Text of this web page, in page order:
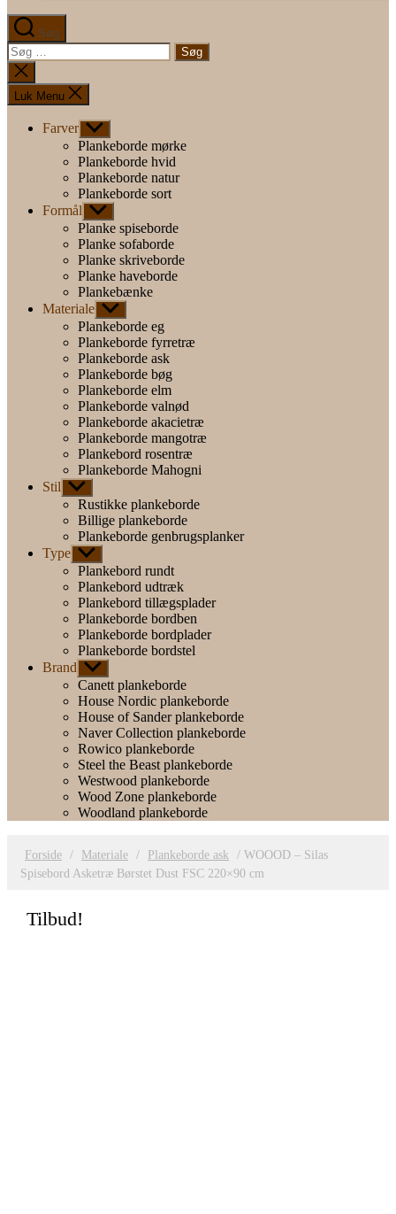
Søg
Søg
efter:
Luk
søgning
Luk Menu
Farver Vis
undermenu
Plankeborde mørke
Plankeborde hvid
Plankeborde natur
Plankeborde sort
Formål Vis
undermenu
Planke spiseborde
Planke sofaborde
Planke skriveborde
Planke haveborde
Plankebænke
Materiale Vis
undermenu
Plankeborde eg
Plankeborde fyrretræ
Plankeborde ask
Plankeborde bøg
Plankeborde elm
Plankeborde valnød
Plankeborde akacietræ
Plankeborde mangotræ
Plankebord rosentræ
Plankeborde Mahogni
Stil Vis
undermenu
Rustikke plankeborde
Billige plankeborde
Plankeborde genbrugsplanker
Type Vis
undermenu
Plankebord rundt
Plankebord udtræk
Plankebord tillægsplader
Plankeborde bordben
Plankeborde bordplader
Plankeborde bordstel
Brand Vis
undermenu
Canett plankeborde
House Nordic plankeborde
House of Sander plankeborde
Naver Collection plankeborde
Rowico plankeborde
Steel the Beast plankeborde
Westwood plankeborde
Wood Zone plankeborde
Woodland plankeborde
Forside / Materiale / Plankeborde ask / WOOOD – Silas
Spisebord Asketræ Børstet Dust FSC 220×90 cm
Tilbud!